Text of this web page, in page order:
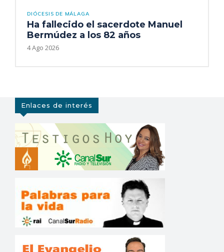
DIÓCESIS DE MÁLAGA
Ha fallecido el sacerdote Manuel
Bermúdez a los 82 años
4 Ago 2026
Enlaces de interés